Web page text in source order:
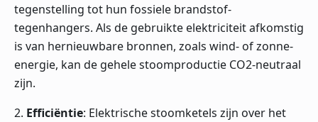
tegenstelling tot hun fossiele brandstof-
tegenhangers. Als de gebruikte elektriciteit afkomstig
is van hernieuwbare bronnen, zoals wind- of zonne-
energie, kan de gehele stoomproductie CO2-neutraal
zijn.
2. Efficiëntie: Elektrische stoomketels zijn over het